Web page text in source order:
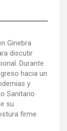
Ginebra
discutir
Durante
hacia un
y
Sanitario
su
firme